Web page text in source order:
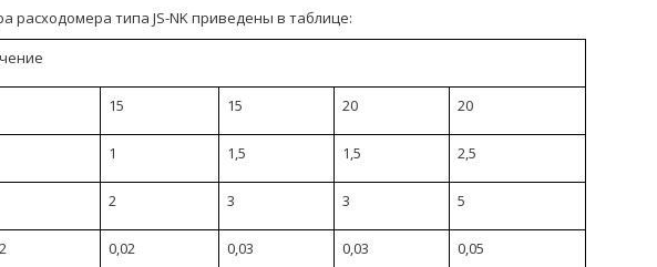
расходомера типа JS-NK приведены в таблице:
15 15 20 20
1 1,5 1,5 2,5
2 3 3 5
0,02 0,03 0,03 0,05